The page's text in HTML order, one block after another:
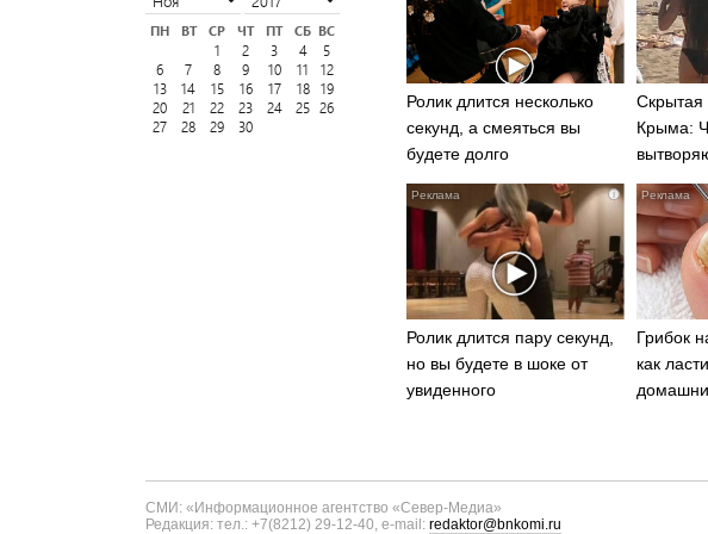
ПН ВТ СР ЧТ ПТ СБ ВС
1
2 3 4
5
6
7 8 9 10 11
12
13
14 15 16 17 18
19
20
21 22 23 24 25 26
27
28 29 30
Ролик длится несколько
секунд, а смеяться вы
будете долго
Скрытая
Крыма:
видят...
i
Ролик длится пару секунд,
но вы будете в шоке от
увиденного
Грибок
как
СМИ: «Информационное агентство «Север-Медиа»
Редакция: тел.: +7(8212) 29-12-40, e-mail: redaktor@bnkomi.ru